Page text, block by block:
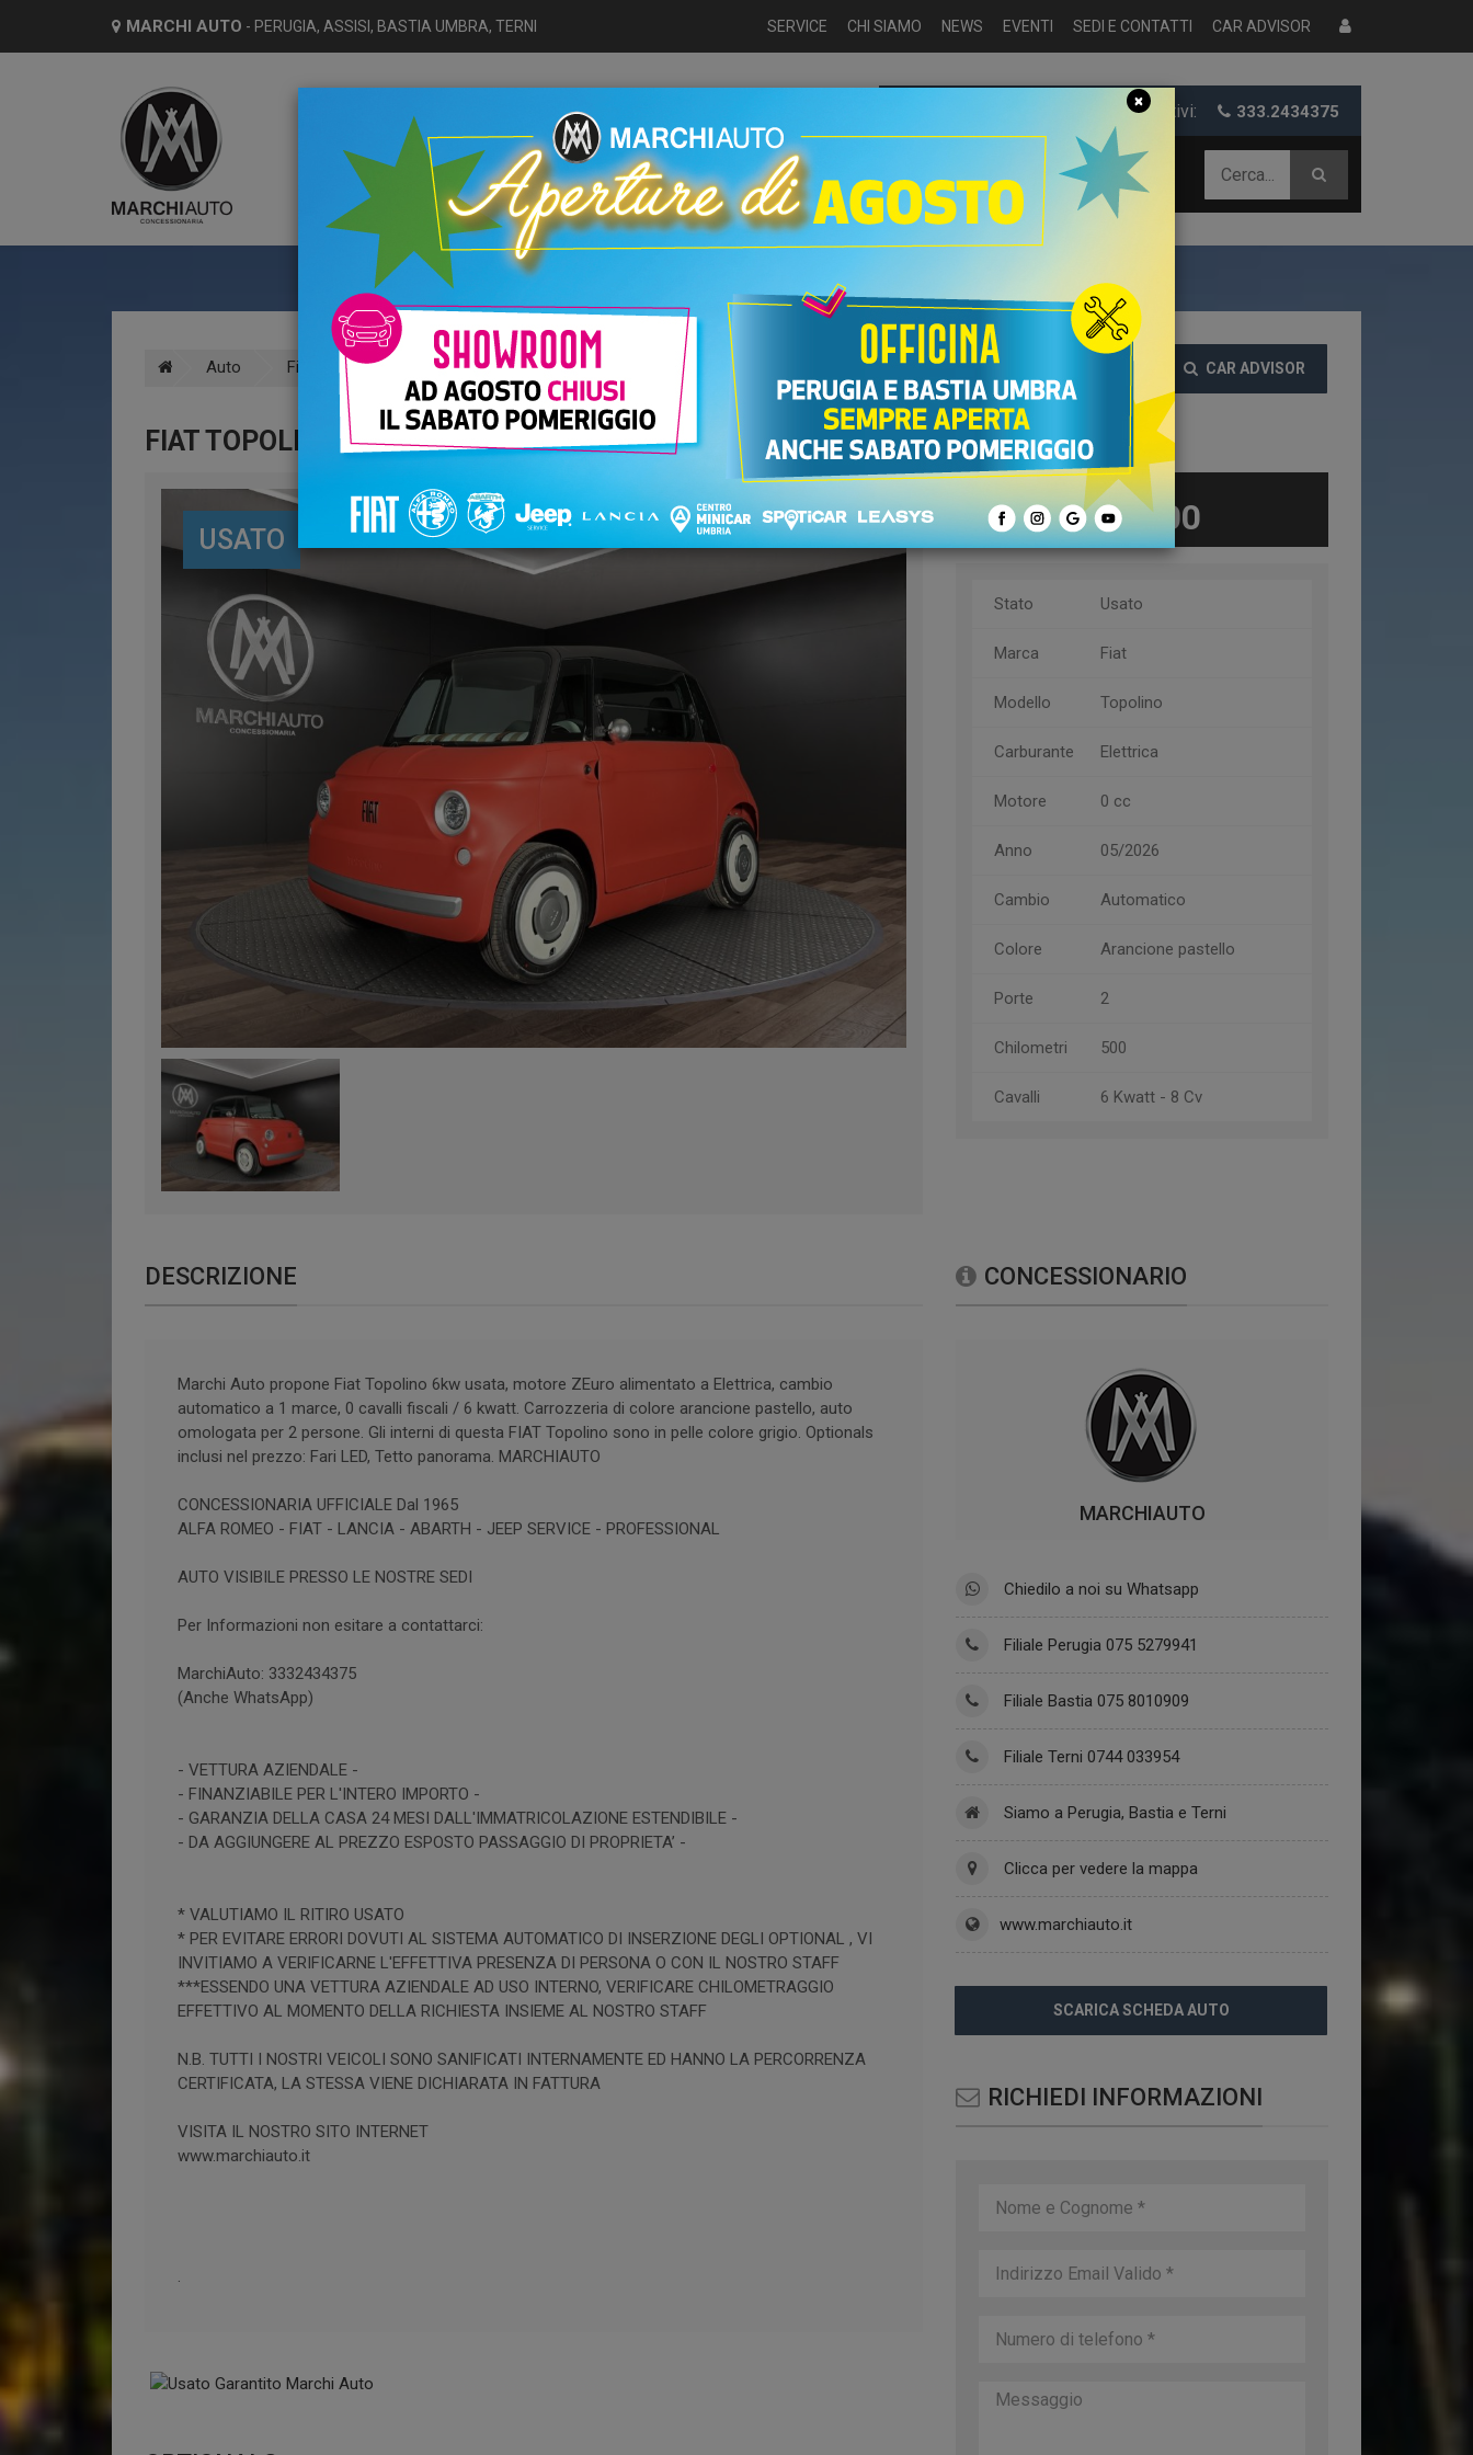
MARCHI AUTO - PERUGIA, ASSISI, BASTIA UMBRA, TERNI SERVICE CHI SIAMO NEWS EVENTI SEDI E CONTATTI CAR ADVISOR
Chiamaci per informazioni e preventivi: 333.2434375
HOME USATO NUOVO NOLEGGIO USATO AZIENDALE
Auto Fiat Topolino Elettrica Usate CAR ADVISOR
FIAT TOPOLINO 6KW
USATO
€ 9.800
Stato Usato
Marca Fiat
Modello Topolino
Carburante Elettrica
Motore 0 cc
Anno 05/2026
Cambio Automatico
Colore Arancione pastello
Porte 2
Chilometri 500
Cavalli 6 Kwatt - 8 Cv
DESCRIZIONE
Marchi Auto propone Fiat Topolino 6kw usata, motore ZEuro alimentato a Elettrica, cambio
automatico a 1 marce, 0 cavalli fiscali / 6 kwatt. Carrozzeria di colore arancione pastello, auto
omologata per 2 persone. Gli interni di questa FIAT Topolino sono in pelle colore grigio. Optionals
inclusi nel prezzo: Fari LED, Tetto panorama. MARCHIAUTO
CONCESSIONARIA UFFICIALE Dal 1965
ALFA ROMEO - FIAT - LANCIA - ABARTH - JEEP SERVICE - PROFESSIONAL
AUTO VISIBILE PRESSO LE NOSTRE SEDI
Per Informazioni non esitare a contattarci:
MarchiAuto: 3332434375
(Anche WhatsApp)
- VETTURA AZIENDALE -
- FINANZIABILE PER L'INTERO IMPORTO -
- GARANZIA DELLA CASA 24 MESI DALL'IMMATRICOLAZIONE ESTENDIBILE -
- DA AGGIUNGERE AL PREZZO ESPOSTO PASSAGGIO DI PROPRIETA’ -
* VALUTIAMO IL RITIRO USATO
* PER EVITARE ERRORI DOVUTI AL SISTEMA AUTOMATICO DI INSERZIONE DEGLI OPTIONAL , VI
INVITIAMO A VERIFICARNE L'EFFETTIVA PRESENZA DI PERSONA O CON IL NOSTRO STAFF
***ESSENDO UNA VETTURA AZIENDALE AD USO INTERNO, VERIFICARE CHILOMETRAGGIO
EFFETTIVO AL MOMENTO DELLA RICHIESTA INSIEME AL NOSTRO STAFF
N.B. TUTTI I NOSTRI VEICOLI SONO SANIFICATI INTERNAMENTE ED HANNO LA PERCORRENZA
CERTIFICATA, LA STESSA VIENE DICHIARATA IN FATTURA
VISITA IL NOSTRO SITO INTERNET
www.marchiauto.it
.
CONCESSIONARIO
MARCHIAUTO
Chiedilo a noi su Whatsapp
Filiale Perugia 075 5279941
Filiale Bastia 075 8010909
Filiale Terni 0744 033954
Siamo a Perugia, Bastia e Terni
Clicca per vedere la mappa
www.marchiauto.it
SCARICA SCHEDA AUTO
RICHIEDI INFORMAZIONI
×